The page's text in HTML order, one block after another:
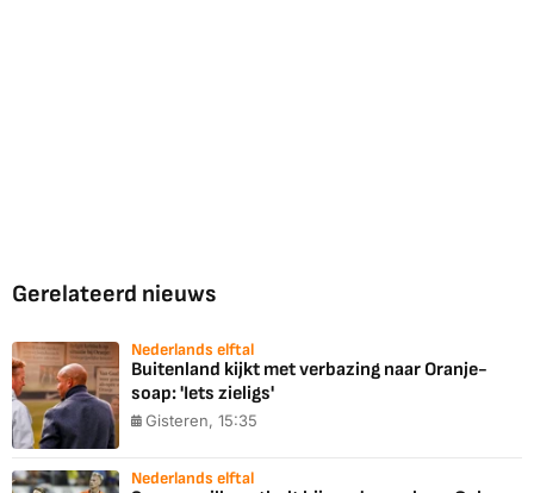
Gerelateerd nieuws
Nederlands elftal
Buitenland kijkt met verbazing naar Oranje-
soap: 'Iets zieligs'
Gisteren, 15:35
Nederlands elftal